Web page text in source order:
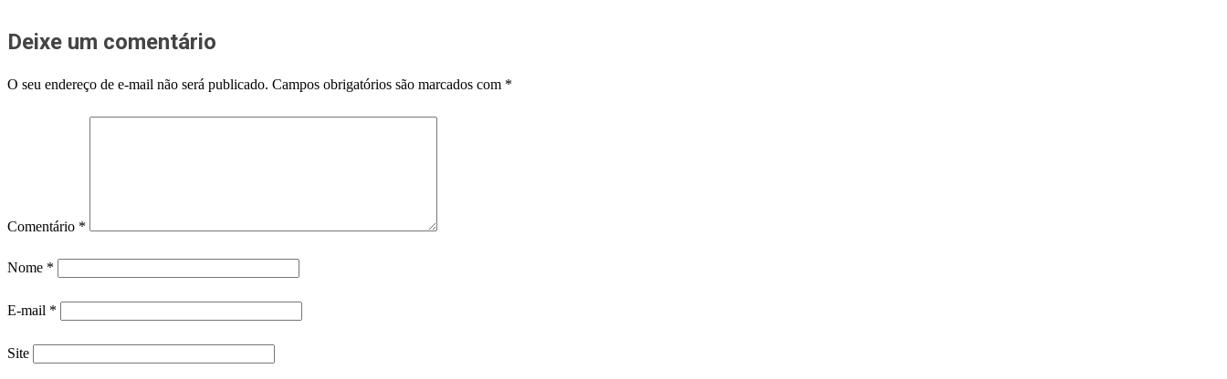
Deixe um comentário
O seu endereço de e-mail não será publicado. Campos obrigatórios são marcados com *
Comentário *
Nome *
E-mail *
Site